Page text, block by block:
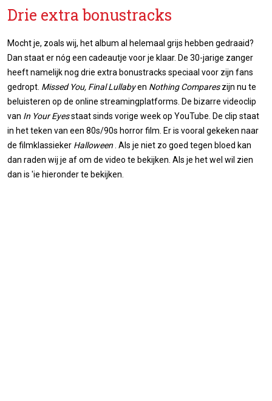
Drie extra bonustracks
Mocht je, zoals wij, het album al helemaal grijs hebben gedraaid?
Dan staat er nóg een cadeautje voor je klaar. De 30-jarige zanger
heeft namelijk nog drie extra bonustracks speciaal voor zijn fans
gedropt. Missed You, Final Lullabyen Nothing Compareszijn nu te
beluisteren op de online streamingplatforms. De bizarre videoclip
van In Your Eyesstaat sinds vorige week op YouTube. De clip staat
in het teken van een 80s/90s horror film. Er is vooral gekeken naar
de filmklassieker Halloween. Als je niet zo goed tegen bloed kan
dan raden wij je af om de video te bekijken. Als je het wel wil zien
dan is 'ie hieronder te bekijken.